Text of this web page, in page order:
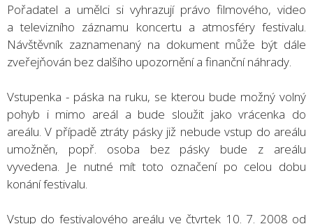
Pořadatel a umělci si vyhrazují právo filmového, video
a televizního záznamu koncertu a atmosféry festivalu.
Návštěvník zaznamenaný na dokument může být dále
zveřejňován bez dalšího upozornění a finanční náhrady.
Vstupenka - páska na ruku, se kterou bude možný volný
pohyb i mimo areál a bude sloužit jako vrácenka do
areálu. V případě ztráty pásky již nebude vstup do areálu
umožněn, popř. osoba bez pásky bude z areálu
vyvedena. Je nutné mít toto označení po celou dobu
konání festivalu.
Vstup do festivalového areálu ve čtvrtek 10. 7. 2008 od